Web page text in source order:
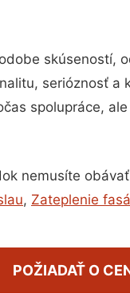
skúseností,
serióznosť
spolupráce,
nemusíte
, Zateplenie
POŽIADAŤ O